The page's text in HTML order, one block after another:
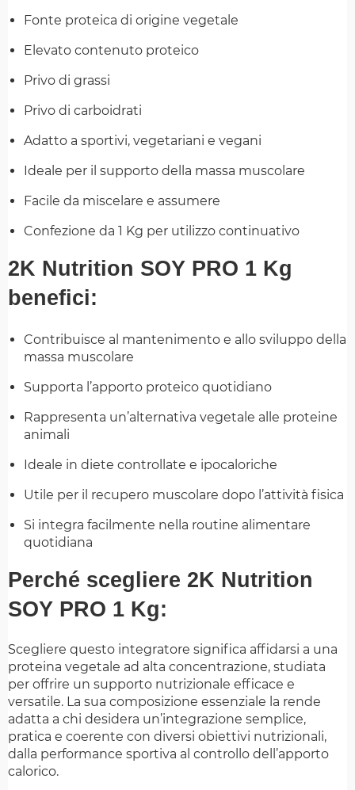
Fonte proteica di origine vegetale
Elevato contenuto proteico
Privo di grassi
Privo di carboidrati
Adatto a sportivi, vegetariani e vegani
Ideale per il supporto della massa muscolare
Facile da miscelare e assumere
Confezione da 1 Kg per utilizzo continuativo
2K Nutrition SOY PRO 1 Kg
benefici:
Contribuisce al mantenimento e allo sviluppo della
massa muscolare
Supporta l’apporto proteico quotidiano
Rappresenta un’alternativa vegetale alle proteine
animali
Ideale in diete controllate e ipocaloriche
Utile per il recupero muscolare dopo l’attività fisica
Si integra facilmente nella routine alimentare
quotidiana
Perché scegliere 2K Nutrition
SOY PRO 1 Kg:
Scegliere questo integratore significa affidarsi a una
proteina vegetale ad alta concentrazione, studiata
per offrire un supporto nutrizionale efficace e
versatile. La sua composizione essenziale la rende
adatta a chi desidera un’integrazione semplice,
pratica e coerente con diversi obiettivi nutrizionali,
dalla performance sportiva al controllo dell’apporto
calorico.